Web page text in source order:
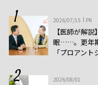
2026/07/15 PR
【医師が解
眠……。更年
「プロアン
2026/08/01